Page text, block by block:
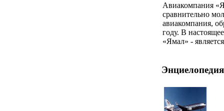
Авиакомпания
сравнительно
авиакомпания,
году. В
«Ямал» -